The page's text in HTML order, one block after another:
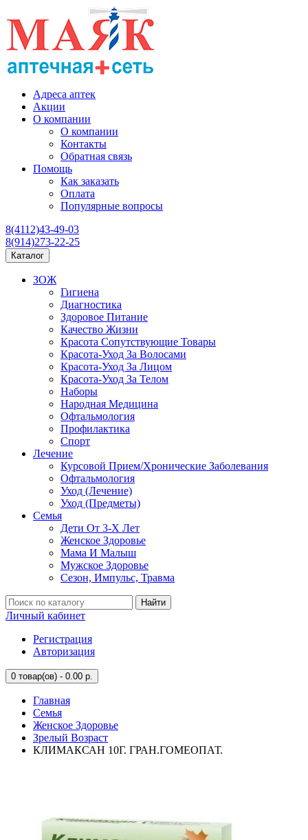
Адреса аптек
Акции
О компании
О компании
Контакты
Обратная связь
Помощь
Как заказать
Оплата
Популярные вопросы
8(4112)43-49-03
8(914)273-22-25
Каталог
ЗОЖ
Гигиена
Диагностика
Здоровое Питание
Качество Жизни
Красота Сопутствующие Товары
Красота-Уход За Волосами
Красота-Уход За Лицом
Красота-Уход За Телом
Наборы
Народная Медицина
Офтальмология
Профилактика
Спорт
Лечение
Курсовой Прием/Хронические Заболевания
Офтальмология
Уход (Лечение)
Уход (Предметы)
Семья
Дети От 3-Х Лет
Женское Здоровье
Мама И Малыш
Мужское Здоровье
Сезон, Импульс, Травма
Найти
Личный кабинет
Регистрация
Авторизация
0 товар(ов) - 0.00 р.
Главная
Семья
Женское Здоровье
Зрелый Возраст
КЛИМАКСАН 10Г. ГРАН.ГОМЕОПАТ.